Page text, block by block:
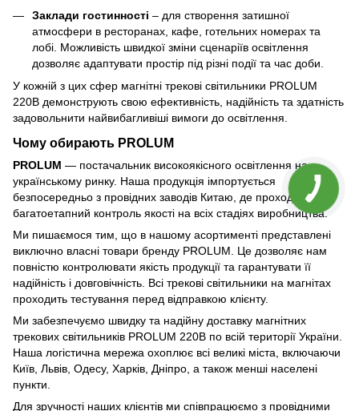
Заклади гостинності – для створення затишної
атмосфери в ресторанах, кафе, готельних номерах та
лобі. Можливість швидкої зміни сценаріїв освітлення
дозволяє адаптувати простір під різні події та час доби.
У кожній з цих сфер магнітні трекові світильники PROLUM
220В демонструють свою ефективність, надійність та здатність
задовольнити найвибагливіші вимоги до освітлення.
Чому обирають PROLUM
PROLUM — постачальник високоякісного освітлення на
українському ринку. Наша продукція імпортується
безпосередньо з провідних заводів Китаю, де проходить
багатоетапний контроль якості на всіх стадіях виробництва.
Ми пишаємося тим, що в нашому асортименті представлені
виключно власні товари бренду PROLUM. Це дозволяє нам
повністю контролювати якість продукції та гарантувати її
надійність і довговічність. Всі трекові світильники на магнітах
проходить тестування перед відправкою клієнту.
Ми забезпечуємо швидку та надійну доставку магнітних
трекових світильників PROLUM 220В по всій території України.
Наша логістична мережа охоплює всі великі міста, включаючи
Київ, Львів, Одесу, Харків, Дніпро, а також менші населені
пункти.
Для зручності наших клієнтів ми співпрацюємо з провідними